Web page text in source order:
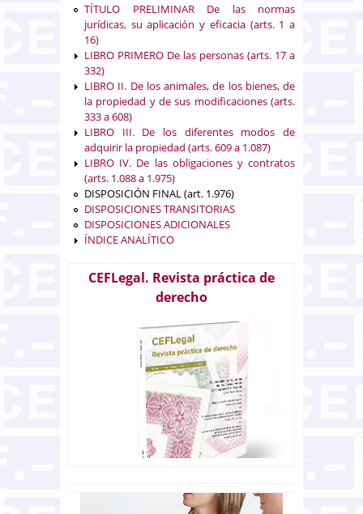
TÍTULO PRELIMINAR De las normas
jurídicas, su aplicación y eficacia (arts. 1 a
16)
LIBRO PRIMERO De las personas (arts. 17 a
332)
LIBRO II. De los animales, de los bienes, de
la propiedad y de sus modificaciones (arts.
333 a 608)
LIBRO III. De los diferentes modos de
adquirir la propiedad (arts. 609 a 1.087)
LIBRO IV. De las obligaciones y contratos
(arts. 1.088 a 1.975)
DISPOSICIÓN FINAL (art. 1.976)
DISPOSICIONES TRANSITORIAS
DISPOSICIONES ADICIONALES
ÍNDICE ANALÍTICO
CEFLegal. Revista práctica de
derecho